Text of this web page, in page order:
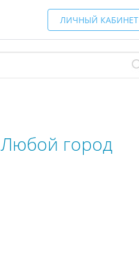
ЛИЧНЫЙ КАБИНЕТ
Любой город